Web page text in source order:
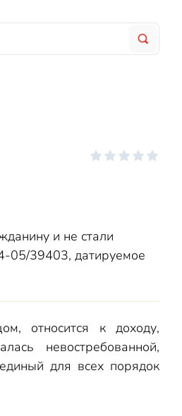
и не стали
05/39403, датируемое
относится к доходу,
невостребованной,
для всех порядок